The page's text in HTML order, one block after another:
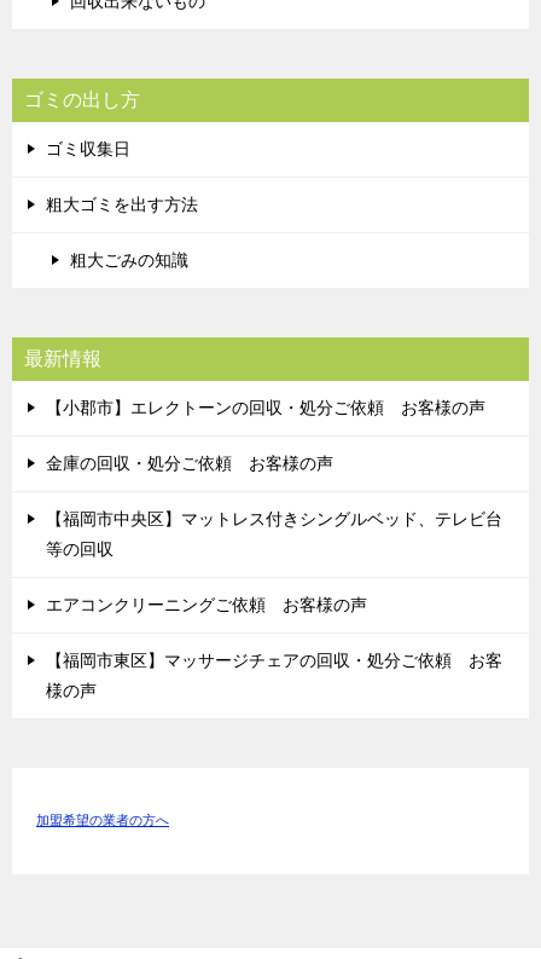
ゴミの出し方
ゴミ収集日
粗大ゴミを出す方法
粗大ごみの知識
最新情報
【小郡市】エレクトーンの回収・処分ご依頼 お客様の声
金庫の回収・処分ご依頼 お客様の声
【福岡市中央区】マットレス付きシングルベッド、テレビ台
等の回収
エアコンクリーニングご依頼 お客様の声
【福岡市東区】マッサージチェアの回収・処分ご依頼 お客
様の声
加盟希望の業者の方へ